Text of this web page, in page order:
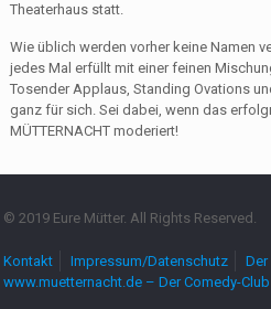
Theaterhaus statt.
Wie üblich werden vorher keine Namen
jedes Mal erfüllt mit einer feinen
Tosender Applaus, Standing Ovations
ganz für sich. Sei dabei, wenn das
MÜTTERNACHT moderiert!
© 2019 Eure Mütter. All Rights Reserved.
Kontakt Impressum/Datenschutz
www.muetternacht.de – Der Comedy-Club